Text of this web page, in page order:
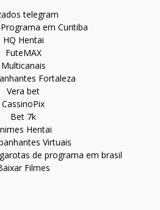
telegram
em Curitiba
HQ Hentai
FuteMAX
Multicanais
Fortaleza
Vera bet
CassinoPix
Bet 7k
Hentai
Virtuais
de programa em brasil
Filmes